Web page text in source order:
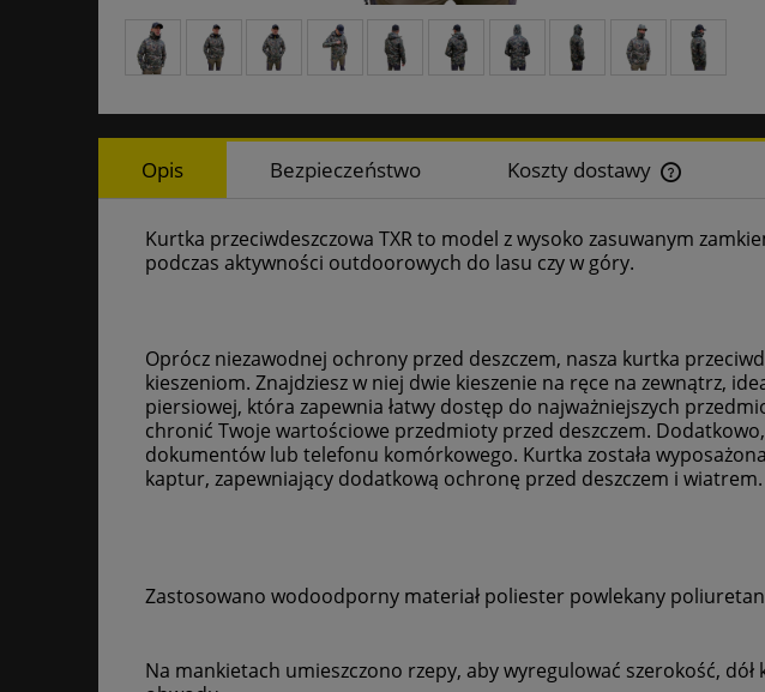
Opis Bezpieczeństwo Koszty dostawy
Cena nie
Kurtka przeciwdeszczowa TXR to model z wysoko zasuwanym
podczas aktywności outdoorowych do lasu czy w góry.
Oprócz niezawodnej ochrony przed deszczem, nasza kurtka
kieszeniom. Znajdziesz w niej dwie kieszenie na ręce na zewnątrz,
piersiowej, która zapewnia łatwy dostęp do najważniejszych
chronić Twoje wartościowe przedmioty przed deszczem.
dokumentów lub telefonu komórkowego. Kurtka została
kaptur, zapewniający dodatkową ochronę przed deszczem i wiatrem.
Zastosowano wodoodporny materiał poliester powlekany
Na mankietach umieszczono rzepy, aby wyregulować szerokość,